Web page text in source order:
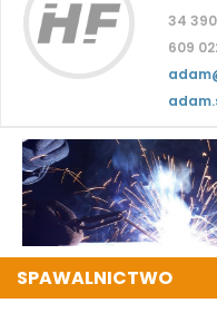
34
609
SPAWALNICTWO